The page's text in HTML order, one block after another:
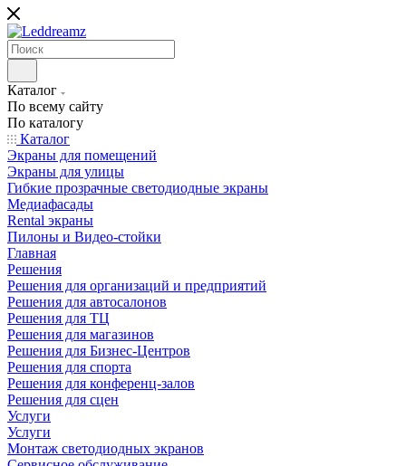
Каталог
По всему сайту
По каталогу
Каталог
Экраны для помещений
Экраны для улицы
Гибкие прозрачные светодиодные экраны
Медиафасады
Rental экраны
Пилоны и Видео-стойки
Главная
Решения
Решения для организаций и предприятий
Решения для автосалонов
Решения для ТЦ
Решения для магазинов
Решения для Бизнес-Центров
Решения для спорта
Решения для конференц-залов
Решения для сцен
Услуги
Услуги
Монтаж светодиодных экранов